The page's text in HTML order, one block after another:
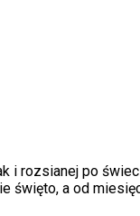
i rozsianej po
święto, a od